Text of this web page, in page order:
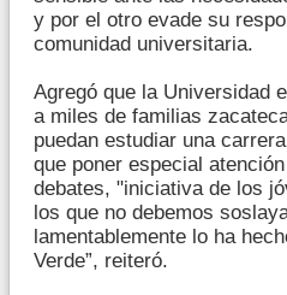
y por el otro evade su
comunidad universitaria.
Agregó que la Universidad
a miles de familias
puedan estudiar una
que poner especial
debates, "iniciativa de los
los que no debemos
lamentablemente lo ha
Verde”, reiteró.